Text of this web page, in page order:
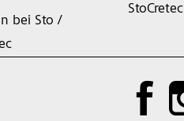
bei Sto /
StoCretec